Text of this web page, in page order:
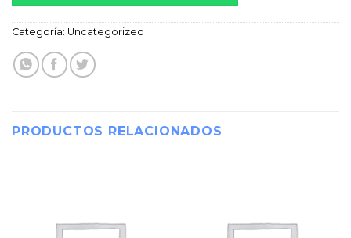
Categoría: Uncategorized
PRODUCTOS RELACIONADOS